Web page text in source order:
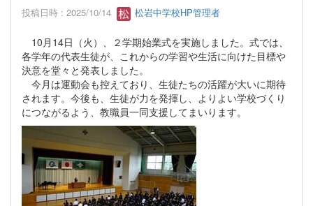
投稿日時 : 2025/10/14 松岩中学校HP管理者
10月14日（火）、２学期始業式を実施しました。式では、
各学年の代表生徒が、これからの学習や生活に向けた目標や
決意を堂々と発表しました。
今月は運動会も控えており、生徒たちの活躍が大いに期待
されます。今後も、生徒が力を発揮し、よりよい学校づくり
につながるよう、教職員一同支援してまいります。